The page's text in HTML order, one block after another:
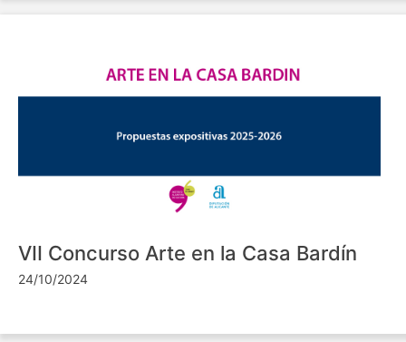
VII Concurso Arte en la Casa Bardín
24/10/2024